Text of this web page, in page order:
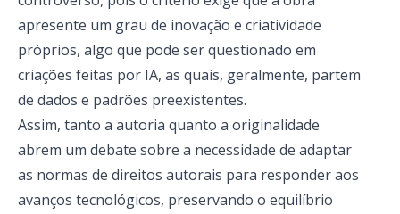
apresente um grau de inovação e criatividade
próprios, algo que pode ser questionado em
criações feitas por IA, as quais, geralmente, partem
de dados e padrões preexistentes.
Assim, tanto a autoria quanto a originalidade
abrem um debate sobre a necessidade de adaptar
as normas de direitos autorais para responder aos
avanços tecnológicos, preservando o equilíbrio